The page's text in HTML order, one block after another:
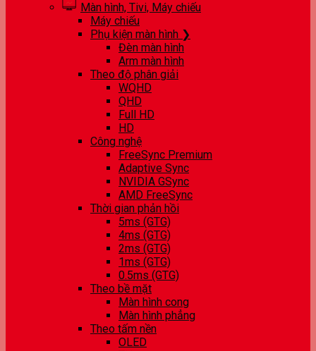
Màn hình, Tivi, Máy chiếu
Máy chiếu
Phụ kiện màn hình ❯
Đèn màn hình
Arm màn hình
Theo độ phân giải
WQHD
QHD
Full HD
HD
Công nghệ
FreeSync Premium
Adaptive Sync
NVIDIA GSync
AMD FreeSync
Thời gian phản hồi
5ms (GTG)
4ms (GTG)
2ms (GTG)
1ms (GTG)
0.5ms (GTG)
Theo bề mặt
Màn hình cong
Màn hình phẳng
Theo tấm nền
OLED